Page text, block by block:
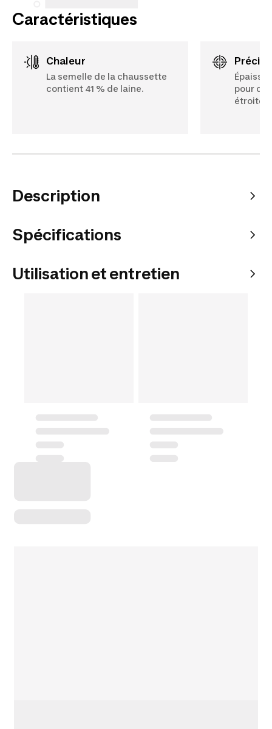
Caractéristiques
Chaleur
La semelle de la chaussette
contient 41 % de laine.
pour
étroites
Description
Spécifications
Utilisation et entretien